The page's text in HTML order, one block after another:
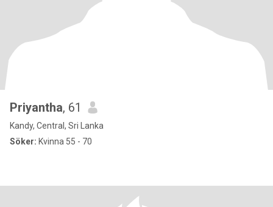
Priyantha, 61
Kandy, Central, Sri Lanka
Söker: Kvinna 55 - 70